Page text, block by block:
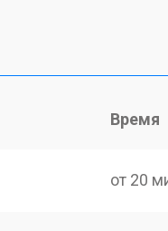
Время
от 20